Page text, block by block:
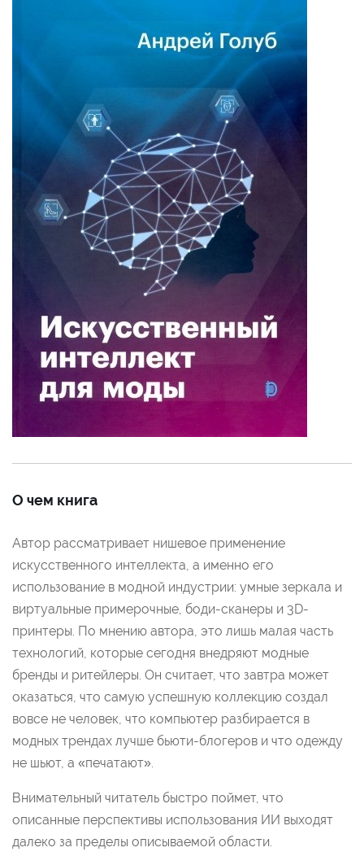
О чем книга
Автор рассматривает нишевое применение
искусственного интеллекта, а именно его
использование в модной индустрии: умные зеркала и
виртуальные примерочные, боди-сканеры и 3D-
принтеры. По мнению автора, это лишь малая часть
технологий, которые сегодня внедряют модные
бренды и ритейлеры. Он считает, что завтра может
оказаться, что самую успешную коллекцию создал
вовсе не человек, что компьютер разбирается в
модных трендах лучше бьюти-блогеров и что одежду
не шьют, а «печатают».
Внимательный читатель быстро поймет, что
описанные перспективы использования ИИ выходят
далеко за пределы описываемой области.